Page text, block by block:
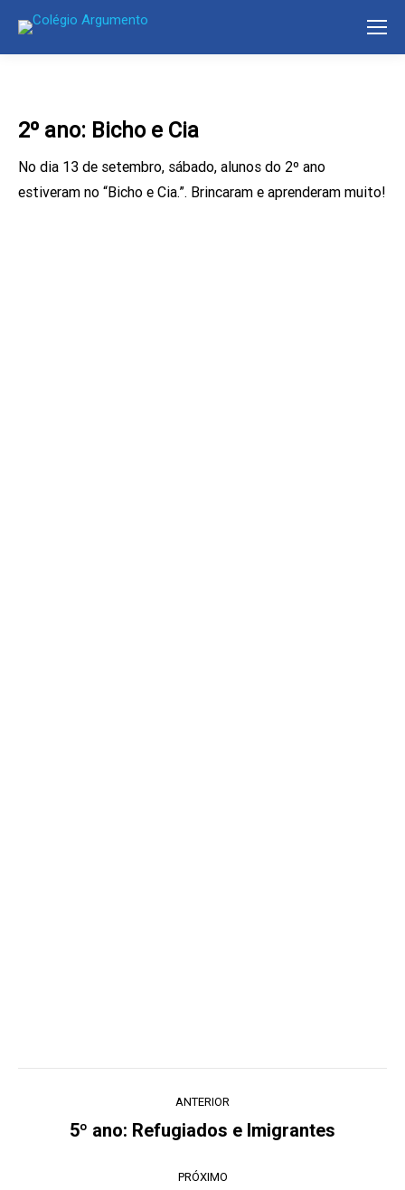
2º ano: Bicho e Cia
No dia 13 de setembro, sábado, alunos do 2º ano
estiveram no “Bicho e Cia.”. Brincaram e aprenderam muito!
ANTERIOR
Post
5º ano: Refugiados e Imigrantes
PRÓXIMO